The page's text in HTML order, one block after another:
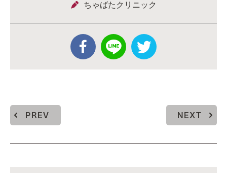
ちゃばたクリニック
PREV NEXT